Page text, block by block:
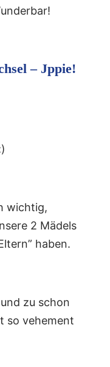
– Jppie!
wichtig,
2 Mädels
haben.
zu schon
so vehement